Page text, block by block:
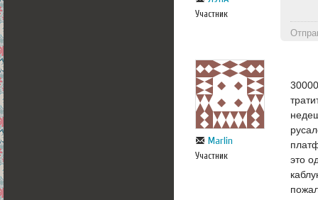
Участник
Marlin
Участник
это